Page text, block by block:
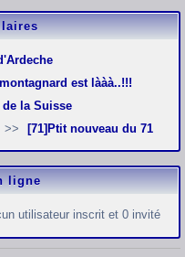
est lààà..!!!
de la Suisse
[71]Ptit nouveau du 71
ligne
utilisateur inscrit et 0 invité